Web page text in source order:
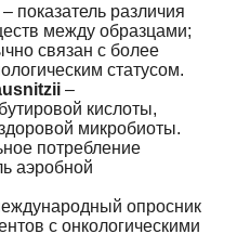
– показатель различия
между образцами;
связан с более
статусом.
–
кислоты,
микробиоты.
потребление
аэробной
опросник
с онкологическими